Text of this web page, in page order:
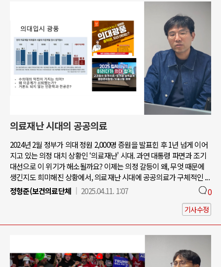
의료재난 시대의 공공의료
2024년 2월 정부가 의대 정원 2,000명 증원을 발표힌 후 1년 넘게 이어
지고 있는 의정 대치 상황인 ‘의료재난' 시대. 과연 대통령 파면과 조기
대선으로 이 위기가 해소될까요? 이제는 의정 갈등이 왜, 무엇 때문에
생긴지도 희미해진 상황에서, 의료재난 시대에 공공의료가 구체적인 ...
정형준(보건의료단체
2025.04.11. 1:07 0
기사수정